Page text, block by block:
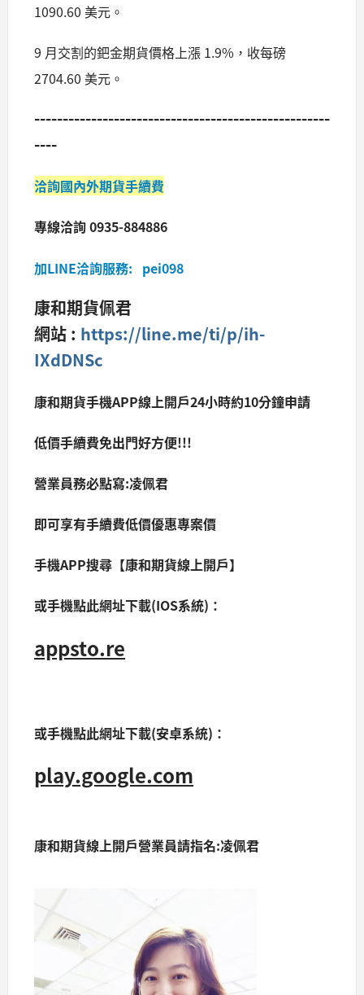
1090.60 美元。
9 月交割的鈀金期貨價格上漲 1.9%，收每磅
2704.60 美元。
----------------------------------------------------
----
洽詢國內外期貨手續費
專線洽詢 0935-884886
加LINE洽詢服務: pei098
康和期貨佩君
網站 : https://line.me/ti/p/ih-
IXdDNSc
康和期貨手機APP線上開戶24小時約10分鐘申請
低價手續費免出門好方便!!!
營業員務必點寫:凌佩君
即可享有手續費低價優惠專案價
手機APP搜尋【康和期貨線上開戶】
或手機點此網址下載(IOS系統)：
appsto.re
或手機點此網址下載(安卓系統)：
play.google.com
康和期貨線上開戶營業員請指名:凌佩君